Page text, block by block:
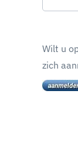
Wilt u
zich